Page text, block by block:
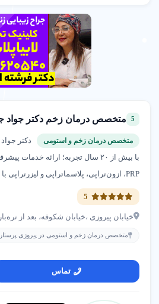
5 متخصص درمان زخم دکتر جواد
متخصص درمان زخم و استومی
دکتر
با بیش از ۲۰ سال تجربه؛ ارائه
PRP، ازون‌تراپی، پلاسما‌تراپی و لیزرتراپی با روش‌های نوین.
خیابان پیروزی ،خیابان شکوفه، بعد از
متخصص درمان زخم و استومی در پیروزی پرستار
تماس